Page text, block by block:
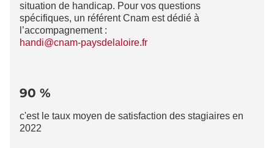
situation de handicap. Pour vos questions
spécifiques, un référent Cnam est dédié à
l’accompagnement :
handi@cnam-paysdelaloire.fr
90 %
c'est le taux moyen de satisfaction des stagiaires en
2022